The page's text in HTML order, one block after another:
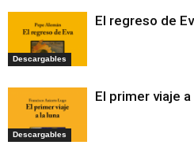
Descargables
El regreso de
Descargables
El primer viaje a